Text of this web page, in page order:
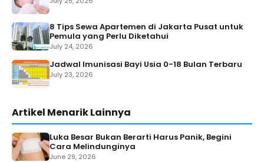
8 Tips Sewa Apartemen di Jakarta Pusat untuk
Pemula yang Perlu Diketahui
July 24, 2026
Jadwal Imunisasi Bayi Usia 0-18 Bulan Terbaru
July 23, 2026
Artikel Menarik Lainnya
Luka Besar Bukan Berarti Harus Panik, Begini
Cara Melindunginya
June 29, 2026